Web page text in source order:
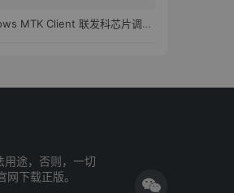
Client 联发科芯片调试工具_v2.01 汉化版
用途，否则，一切
下载正版。